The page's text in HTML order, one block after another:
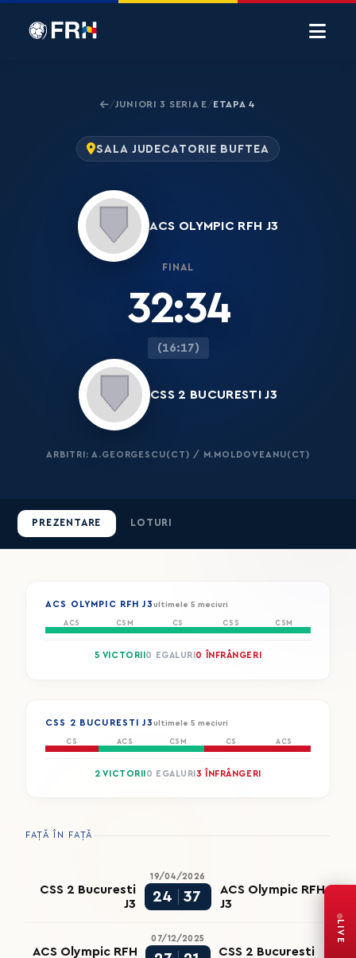
/JUNIORI 3 SERIA E/ETAPA 4
SALA JUDECATORIE BUFTEA
ACS OLYMPIC RFH J3
FINAL
32:34
(16:17)
CSS 2 BUCURESTI J3
ARBITRI: A.GEORGESCU(CT) / M.MOLDOVEANU(CT)
PREZENTARE LOTURI
ACS OLYMPIC RFH J3 ultimele 5 meciuri
ACS CSM CS CSS CSM
5 VICTORII 0 EGALURI 0 ÎNFRÂNGERI
CSS 2 BUCURESTI J3 ultimele 5 meciuri
CS ACS CSM CS ACS
2 VICTORII 0 EGALURI 3 ÎNFRÂNGERI
FAȚĂ ÎN FAȚĂ
19/04/2026
CSS 2 Bucuresti
J3
24 37
ACS Olympic RFH
J3
07/12/2025
ACS Olympic RFH
CSS 2 Bucuresti
LIVE